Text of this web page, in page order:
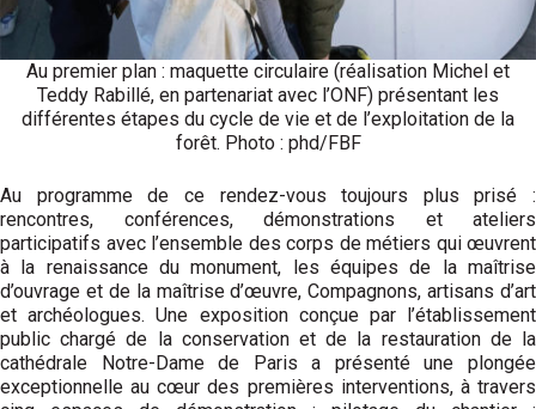
Au premier plan : maquette circulaire (réalisation Michel et
Teddy Rabillé, en partenariat avec l’ONF) présentant les
différentes étapes du cycle de vie et de l’exploitation de la
forêt. Photo : phd/FBF
Au programme de ce rendez-vous toujours plus prisé :
rencontres, conférences, démonstrations et ateliers
participatifs avec l’ensemble des corps de métiers qui œuvrent
à la renaissance du monument, les équipes de la maîtrise
d’ouvrage et de la maîtrise d’œuvre, Compagnons, artisans d’art
et archéo­logues. Une exposition conçue par l’établissement
public chargé de la conservation et de la restauration de la
cathédrale Notre-Dame de Paris a présenté une plongée
exceptionnelle au cœur des premières interventions, à travers